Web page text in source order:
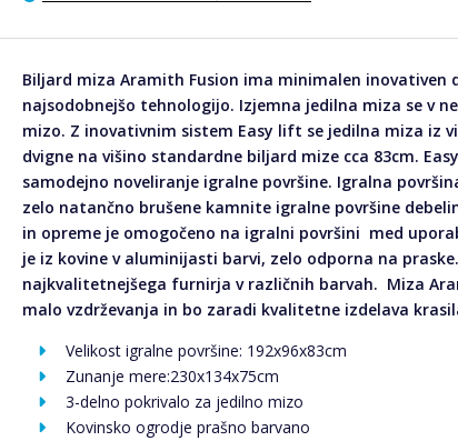
Biljard miza Aramith Fusion ima minimalen inovativen
najsodobnejšo tehnologijo. Izjemna jedilna miza se v
mizo. Z inovativnim sistem Easy lift se jedilna miza iz
dvigne na višino standardne biljard mize cca 83cm.
samodejno noveliranje igralne površine. Igralna
zelo natančno brušene kamnite igralne površine
in opreme je omogočeno na igralni površini med
je iz kovine v aluminijasti barvi, zelo odporna na
najkvalitetnejšega furnirja v različnih barvah. Miza
malo vzdrževanja in bo zaradi kvalitetne izdelava
Velikost igralne površine: 192x96x83cm
Zunanje mere:230x134x75cm
3-delno pokrivalo za jedilno mizo
Kovinsko ogrodje prašno barvano